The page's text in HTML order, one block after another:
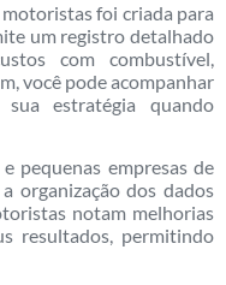
foi criada para
um registro detalhado
com combustível,
você pode acompanhar
estratégia quando
pequenas empresas de
organização dos dados
notam melhorias
resultados, permitindo